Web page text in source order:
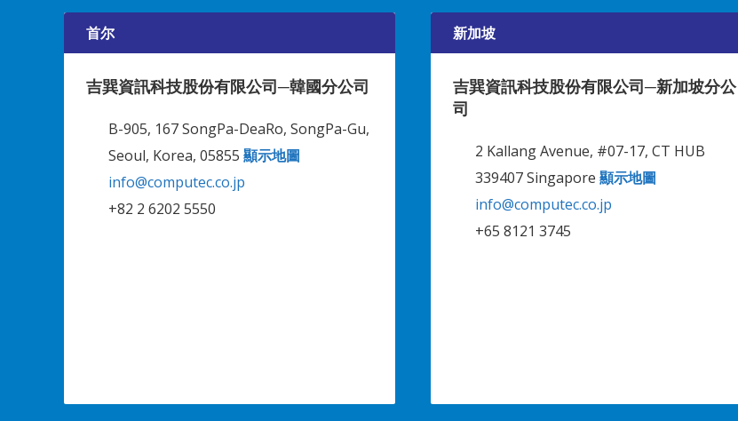
首尔
吉巽資訊科技股份有限公司─韓國分公司
B-905, 167 SongPa-DeaRo, SongPa-Gu,
Seoul, Korea, 05855 顯示地圖
info@computec.co.jp
+82 2 6202 5550
新加坡
吉巽資訊科技股份有限公司─新加坡分公
司
2 Kallang Avenue, #07-17, CT HUB
339407 Singapore顯示地圖
info@computec.co.jp
+65 8121 3745